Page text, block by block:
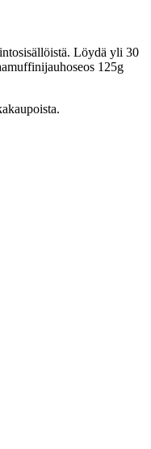
Löydä yli 30
125g